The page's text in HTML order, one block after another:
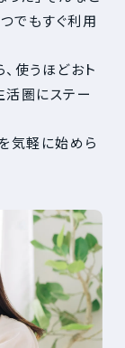
でもすぐ利用
使うほどおト
活圏にステー
気軽に始めら